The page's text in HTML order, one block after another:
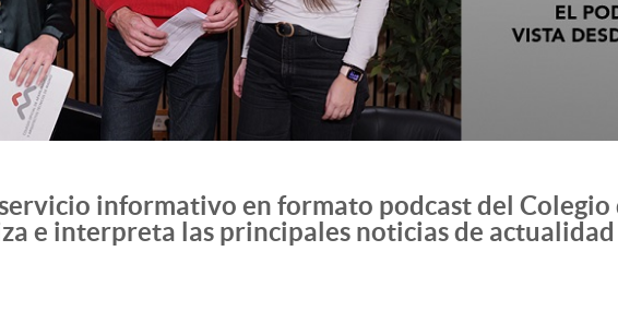
informativo en formato podcast del
e interpreta las principales noticias de